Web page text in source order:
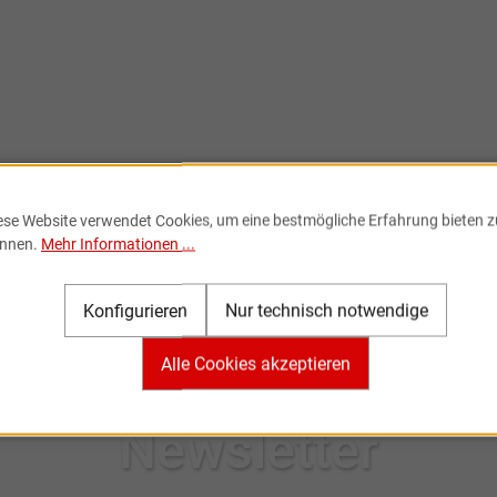
Newsletter
Website verwendet Cookies, um eine bestmögliche Erfahrung bieten
Mehr Informationen ...
Nur technisch notwendige
Konfigurieren
Alle Cookies akzeptieren